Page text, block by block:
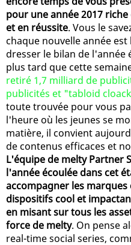
pour une année 2017
et en réussite. Vous le
chaque nouvelle année
dresser le bilan de l'année
plus tard que cette
retiré 1,7 milliard de
publicités et "tabloid
toute trouvée pour vous
l'heure où les jeunes se
matière, il convient
de contenus efficaces et
L'équipe de melty Partner
l'année écoulée dans cet
accompagner les marques
dispositifs cool et
en misant sur tous les
force de melty. On pense
real-time social series,